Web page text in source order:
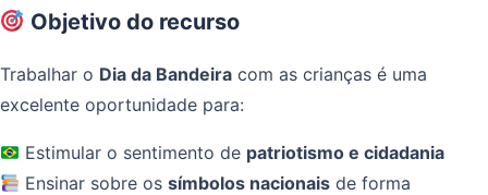
Objetivo do recurso
Trabalhar o Dia da Bandeira com as crianças é uma
excelente oportunidade para:
Estimular o sentimento de patriotismo e cidadania
Ensinar sobre ossímbolos nacionais de forma